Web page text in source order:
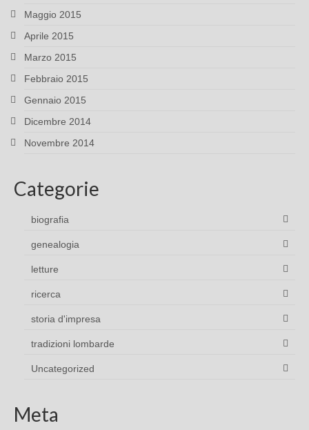
Maggio 2015
Aprile 2015
Marzo 2015
Febbraio 2015
Gennaio 2015
Dicembre 2014
Novembre 2014
Categorie
biografia
genealogia
letture
ricerca
storia d'impresa
tradizioni lombarde
Uncategorized
Meta